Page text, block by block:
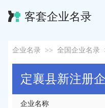
客套企业名录
企业名录 >> 全国企业名录
定襄县新注册
企业名称